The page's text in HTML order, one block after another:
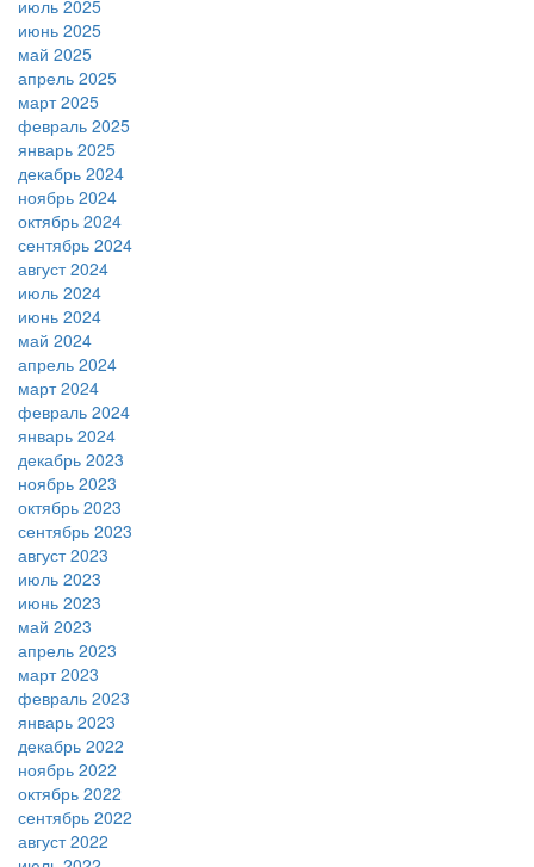
июль 2025
июнь 2025
май 2025
апрель 2025
март 2025
февраль 2025
январь 2025
декабрь 2024
ноябрь 2024
октябрь 2024
сентябрь 2024
август 2024
июль 2024
июнь 2024
май 2024
апрель 2024
март 2024
февраль 2024
январь 2024
декабрь 2023
ноябрь 2023
октябрь 2023
сентябрь 2023
август 2023
июль 2023
июнь 2023
май 2023
апрель 2023
март 2023
февраль 2023
январь 2023
декабрь 2022
ноябрь 2022
октябрь 2022
сентябрь 2022
август 2022